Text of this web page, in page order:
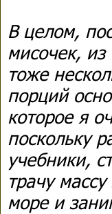
В целом,
мисочек,
тоже
порций
которое я
поскольку
учебники,
трачу
море и